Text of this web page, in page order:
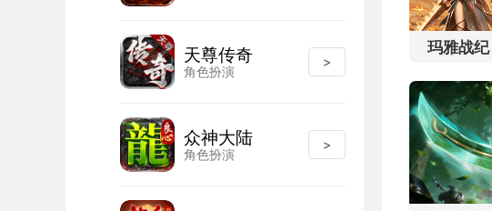
天尊传奇
角色扮演
>
众神大陆
角色扮演
>
玛雅战纪